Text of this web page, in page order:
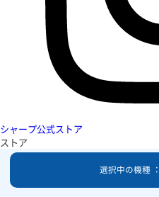
シャープ公式ストア
ストア
選択中の機種 ：